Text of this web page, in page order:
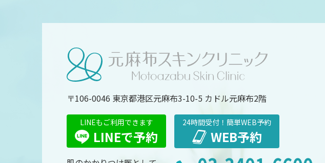
〒106-0046 東京都港区元麻布3-10-5 カドル元麻布2階
LINEもご利用できます
LINEで予約
24時間受付！簡単WEB予約
WEB予約